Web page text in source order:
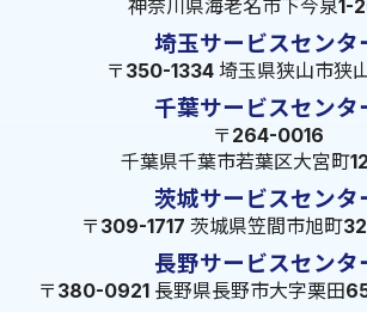
神奈川県海老名市下今泉1-
埼玉サービスセンタ
〒350-1334 埼玉県狭山市狭
千葉サービスセンタ
〒264-0016
千葉県千葉市若葉区大宮町
茨城サービスセンタ
〒309-1717 茨城県笠間市旭町
長野サービスセンタ
〒380-0921 長野県長野市大字栗田